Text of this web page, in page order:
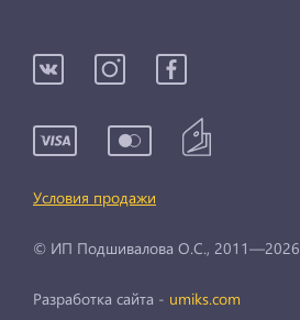
© ИП Подшивалова О.С., 2011—2026
Условия продажи
Разработка сайта - umiks.com